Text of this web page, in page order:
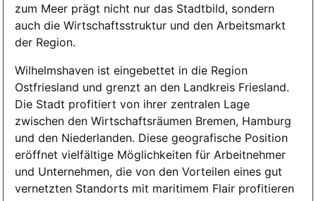
zum Meer prägt nicht nur das Stadtbild, sondern
auch die Wirtschaftsstruktur und den Arbeitsmarkt
der Region.
Wilhelmshaven ist eingebettet in die Region
Ostfriesland und grenzt an den Landkreis Friesland.
Die Stadt profitiert von ihrer zentralen Lage
zwischen den Wirtschaftsräumen Bremen, Hamburg
und den Niederlanden. Diese geografische Position
eröffnet vielfältige Möglichkeiten für Arbeitnehmer
und Unternehmen, die von den Vorteilen eines gut
vernetzten Standorts mit maritimem Flair profitieren